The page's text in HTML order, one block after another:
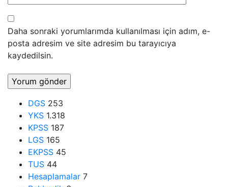
Daha sonraki yorumlarımda kullanılması için adım, e-
posta adresim ve site adresim bu tarayıcıya
kaydedilsin.
DGS 253
YKS 1.318
KPSS 187
LGS 165
EKPSS 45
TUS 44
Hesaplamalar 7